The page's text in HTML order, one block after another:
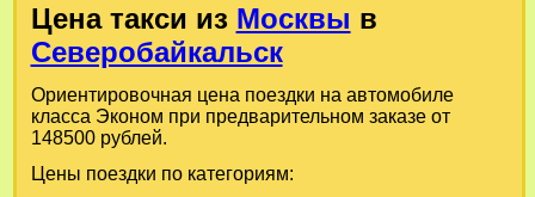
Цена такси из Москвы в
Северобайкальск
Ориентировочная цена поездки на автомобиле
класса Эконом при предварительном заказе от
148500 рублей.
Цены поездки по категориям: